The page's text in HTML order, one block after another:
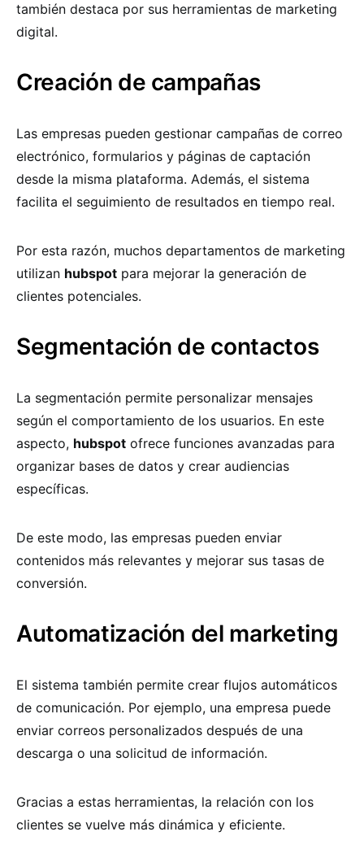
también destaca por sus herramientas de marketing
digital.
Creación de campañas
Las empresas pueden gestionar campañas de correo
electrónico, formularios y páginas de captación
desde la misma plataforma. Además, el sistema
facilita el seguimiento de resultados en tiempo real.
Por esta razón, muchos departamentos de marketing
utilizan hubspot para mejorar la generación de
clientes potenciales.
Segmentación de contactos
La segmentación permite personalizar mensajes
según el comportamiento de los usuarios. En este
aspecto, hubspot ofrece funciones avanzadas para
organizar bases de datos y crear audiencias
específicas.
De este modo, las empresas pueden enviar
contenidos más relevantes y mejorar sus tasas de
conversión.
Automatización del marketing
El sistema también permite crear flujos automáticos
de comunicación. Por ejemplo, una empresa puede
enviar correos personalizados después de una
descarga o una solicitud de información.
Gracias a estas herramientas, la relación con los
clientes se vuelve más dinámica y eficiente.